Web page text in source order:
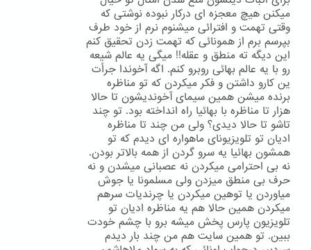
میکنن هیچ معجزه ای درکار نبوده نوشتی که
وقتی تهمت و افترائی میشنوم نرم از خود طرف
بپرسم برم از همونائی که تهمت زدن تحقیق کنم
این دیگه ته منطق و عقله!! میگی یه عالم شیعه
رو با یه عالم بهائی روبرو کنم. اگه آخوندا جرأت
ین کارو داشتن و فکر میکردن که تو مناظره
برنده میشن همین سیمای آخوندیشون تا حالا
هزار تا مناظره با بهائیا راه انداخته بود. تو چند
تاشو تا حالا دیدی؟ ولی من چند تا مناظره
ادیان تو تلویزیونای ماهواره ای دیدم که تو
همشون بهائیا یه سرو گردن از همه بالاتر بودن.
نه بی احترامی میکردن نه عصبانی میشدن و نه
حرف بی منطق میزدن ولی مسلمونا یا جوش
میاوردن یا توهین میکردن یا چرندیات سرهم
میکردن همین حالا هم یه مناظره ادیان تو
تلویزیون پارس پخش میشه برو با چشم خودت
ببین. تو همین سایت هم من چند بار دیدم